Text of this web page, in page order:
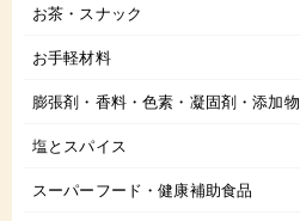
お茶・スナック
お手軽材料
膨張剤・香料・色素・凝固剤・添加物
塩とスパイス
スーパーフード・健康補助食品